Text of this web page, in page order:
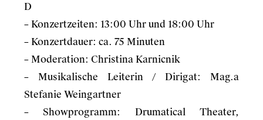
D
– Konzertzeiten: 13:00 Uhr und 18:00 Uhr
– Konzertdauer: ca. 75 Minuten
– Moderation: Christina Karnicnik
– Musikalische Leiterin / Dirigat: Mag.a
Stefanie Weingartner
– Showprogramm: Drumatical Theater,